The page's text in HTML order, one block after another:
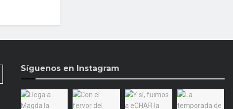
Síguenos en Instagram